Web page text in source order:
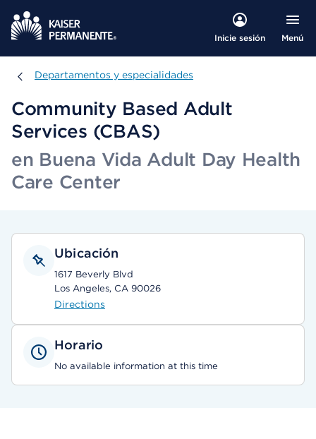
Inicie sesión Menú
Departamentos y especialidades
Departamentos y especialidades
Community Based Adult
Services (CBAS)
en Buena Vida Adult Day Health
Care Center
Ubicación
1617 Beverly Blvd
Los Angeles, CA 90026
Directions
Horario
No available information at this time